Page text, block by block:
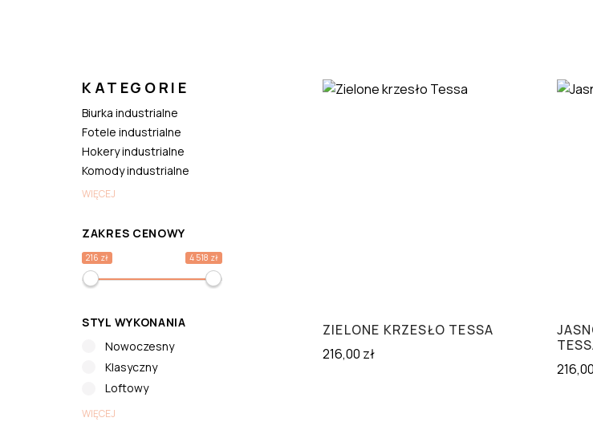
KATEGORIE
Biurka industrialne
Fotele industrialne
Hokery industrialne
Komody industrialne
WIĘCEJ
ZAKRES CENOWY
216 zł 4 518 zł
STYL WYKONANIA
Nowoczesny
Klasyczny
Loftowy
WIĘCEJ
ZIELONE KRZESŁO TESSA
216,00 zł
216,00